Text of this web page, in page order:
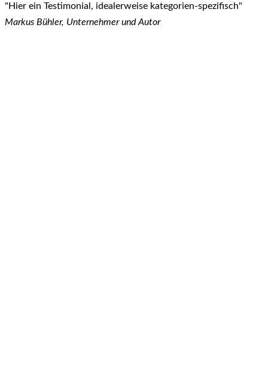
"Hier ein Testimonial, idealerweise kategorien-spezifisch"
Markus Bühler, Unternehmer und Autor